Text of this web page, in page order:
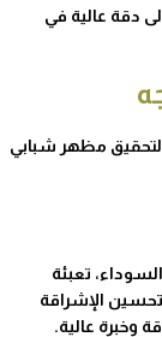
دقة عالية في
مظهر شبابي
تعبئة
الإشراقة
وخبرة عالية.